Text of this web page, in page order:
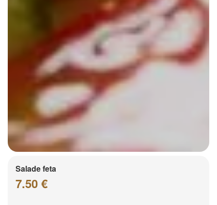
Salade feta
7.50 €